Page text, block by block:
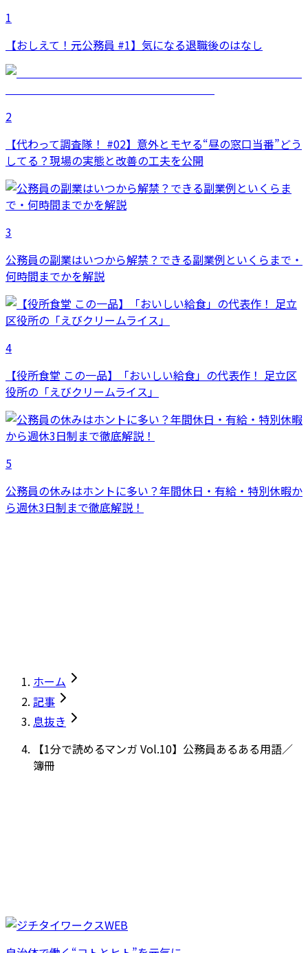
1
【おしえて！元公務員 #1】気になる退職後のはなし
2
【代わって調査隊！ #02】意外とモヤる“昼の窓口当番”どう
してる？現場の実態と改善の工夫を公開
3
公務員の副業はいつから解禁？できる副業例といくらまで・
何時間までかを解説
4
【役所食堂 この一品】「おいしい給食」の代表作！ 足立区
役所の「えびクリームライス」
5
公務員の休みはホントに多い？年間休日・有給・特別休暇か
ら週休3日制まで徹底解説！
ホーム
記事
息抜き
【1分で読めるマンガ Vol.10】公務員あるある用語／
簿冊